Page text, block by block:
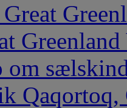
om sælskind
Qaqortoq,